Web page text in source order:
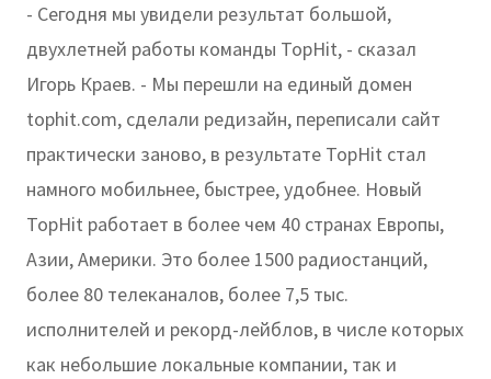
- Сегодня мы увидели результат большой,
двухлетней работы команды TopHit, - сказал
Игорь Краев. - Мы перешли на единый домен
tophit.com, сделали редизайн, переписали сайт
практически заново, в результате TopHit стал
намного мобильнее, быстрее, удобнее. Новый
TopHit работает в более чем 40 странах Европы,
Азии, Америки. Это более 1500 радиостанций,
более 80 телеканалов, более 7,5 тыс.
исполнителей и рекорд-лейблов, в числе которых
как небольшие локальные компании, так и